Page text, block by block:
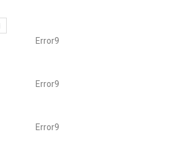
Error9
Error9
Error9